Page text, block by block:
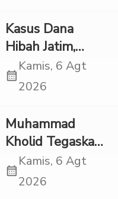
Kasus Dana
Hibah Jatim,
Siliwangi: Partai
Punya Tanggung
calendar_month
Kamis, 6 Agt
2026
Muhammad
Kholid Tegaskan
Propaganda
LGBT Harus
calendar_month
Kamis, 6 Agt
2026